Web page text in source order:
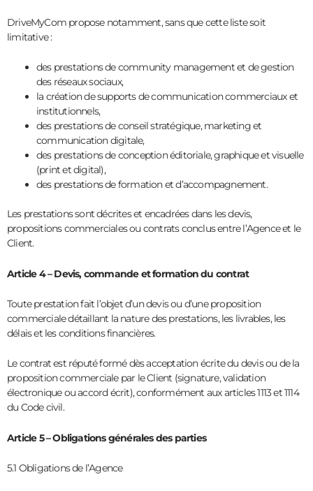
DriveMyCom propose notamment, sans que cette liste soit
limitative :
des prestations de community management et de gestion
des réseaux sociaux,
la création de supports de communication commerciaux et
institutionnels,
des prestations de conseil stratégique, marketing et
communication digitale,
des prestations de conception éditoriale, graphique et visuelle
(print et digital),
des prestations de formation et d’accompagnement.
Les prestations sont décrites et encadrées dans les devis,
propositions commerciales ou contrats conclus entre l’Agence et le
Client.
Article 4 – Devis, commande et formation du contrat
Toute prestation fait l’objet d’un devis ou d’une proposition
commerciale détaillant la nature des prestations, les livrables, les
délais et les conditions financières.
Le contrat est réputé formé dès acceptation écrite du devis ou de la
proposition commerciale par le Client (signature, validation
électronique ou accord écrit), conformément aux articles 1113 et 1114
du Code civil.
Article 5 – Obligations générales des parties
5.1 Obligations de l’Agence